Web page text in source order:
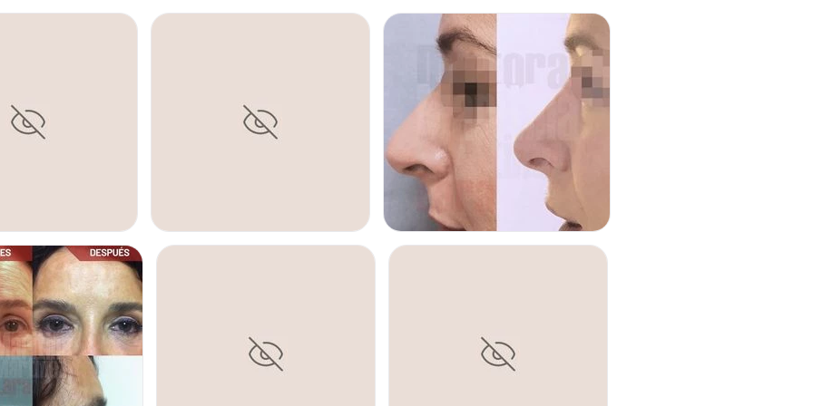
La elevación mamaria o mastopexia es el proceso quirúrgico mediante el que
conseguimos elevar y remodelar el pecho caído. Con ella también reducimos el
tamaño de la areola. Si por ejemplo tienes un pecho pequeño o has perdido
volumen tras un embarazo, las prótesis mamarias acompañadas de una
mastopexia proporcionarán ese volumen además de realzar el pecho.
técnica única o asociada a otras intervenciones (por ejemplo, una
abdominoplastia).